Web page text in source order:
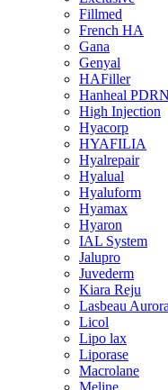
Fillmed
French HA
Gana
Genyal
HAFiller
Hanheal
High Injection
Hyacorp
HYAFILIA
Hyalrepair
Hyalual
Hyaluform
Hyamax
Hyaron
IAL System
Jalupro
Juvederm
Kiara Reju
Lasbeau Aurora
Licol
Lipo lax
Liporase
Macrolane
Meline